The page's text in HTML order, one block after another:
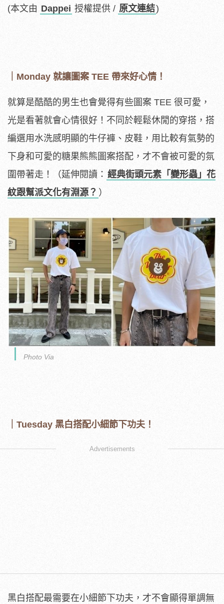
(本文由 Dappei 授權提供 / 原文連結)
｜Monday 就讓圖案 TEE 帶來好心情！
就算是酷酷的男生也會覺得有些圖案 TEE 很可愛，
光是看著就會心情很好！不同於輕鬆休閒的穿搭，搭
編選用水洗感明顯的牛仔褲、皮鞋，用比較有氣勢的
下身和可愛的糖果熊熊圖案搭配，才不會被可愛的氛
圍帶著走！（延伸閱讀： 經典街頭元素「變形蟲」花
紋跟幫派文化有淵源？ ）
Photo Via
｜Tuesday 黑白搭配小細節下功夫！
Advertisements
黑白搭配最需要在小細節下功夫，才不會顯得單調無